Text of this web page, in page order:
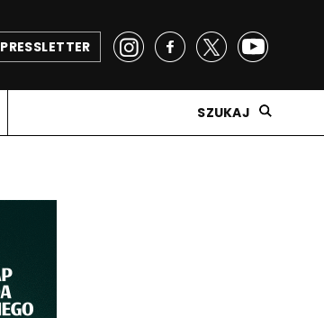
PRESSLETTER
SZUKAJ